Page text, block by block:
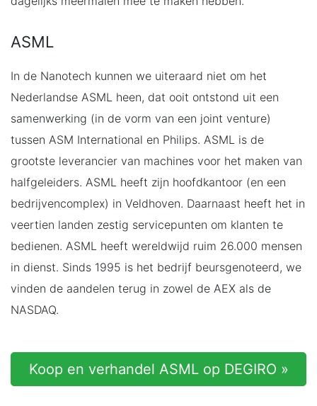
ASML
In de Nanotech kunnen we uiteraard niet om het
Nederlandse ASML heen, dat ooit ontstond uit een
samenwerking (in de vorm van een joint venture)
tussen ASM International en Philips. ASML is de
grootste leverancier van machines voor het maken van
halfgeleiders. ASML heeft zijn hoofdkantoor (en een
bedrijvencomplex) in Veldhoven. Daarnaast heeft het in
veertien landen zestig servicepunten om klanten te
bedienen. ASML heeft wereldwijd ruim 26.000 mensen
in dienst. Sinds 1995 is het bedrijf beursgenoteerd, we
vinden de aandelen terug in zowel de AEX als de
NASDAQ.
Koop en verhandel ASML op DEGIRO »